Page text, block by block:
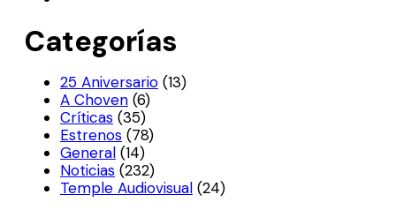
Categorías
25 Aniversario (13)
A Choven (6)
Críticas (35)
Estrenos (78)
General (14)
Noticias (232)
Temple Audiovisual (24)